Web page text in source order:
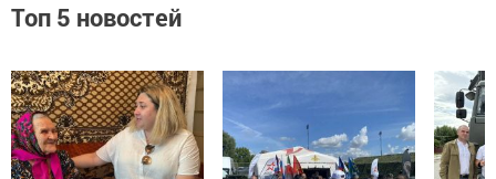
Топ 5 новостей